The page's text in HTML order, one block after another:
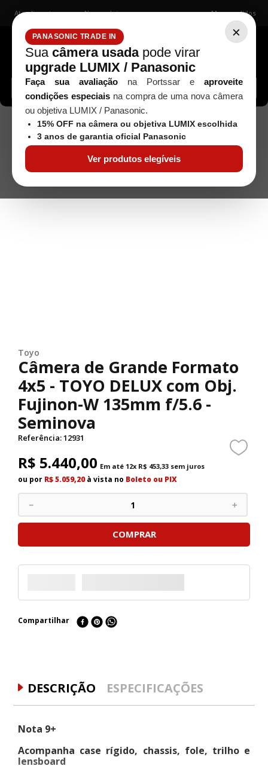
×
PANASONIC TRADE IN
Sua câmera usadapode virar
upgrade LUMIX / Panasonic
Faça sua avaliação na Portssar e aproveite
condições especiaisna compra de uma nova câmera
ou objetiva LUMIX / Panasonic.
15% OFF na câmera ou objetiva LUMIX escolhida
3 anos de garantia oficial Panasonic
Ver produtos elegíveis
Atendimento Nossas lojas Meus pedidos
Buscar câmeras, lentes, acessórios...
Seminovos Câmeras Toyo
Formato 4x5 - TOYO DELUX com Obj. Fujinon-W 135mm f/5.6 -
Seminova
Toyo
Câmera de Grande Formato
4x5 - TOYO DELUX com Obj.
Fujinon-W 135mm f/5.6 -
Seminova
Referência:12931
R$ 5.440,00 Em até 12x R$ 453,33 sem juros
ou por R$ 5.059,20à vista no Boleto ou PIX
＋
－
COMPRAR
Compartilhar
DESCRIÇÃO ESPECIFICAÇÕES
Nota 9+
Acompanha case rígido, chassis, fole, trilho e
lensboard